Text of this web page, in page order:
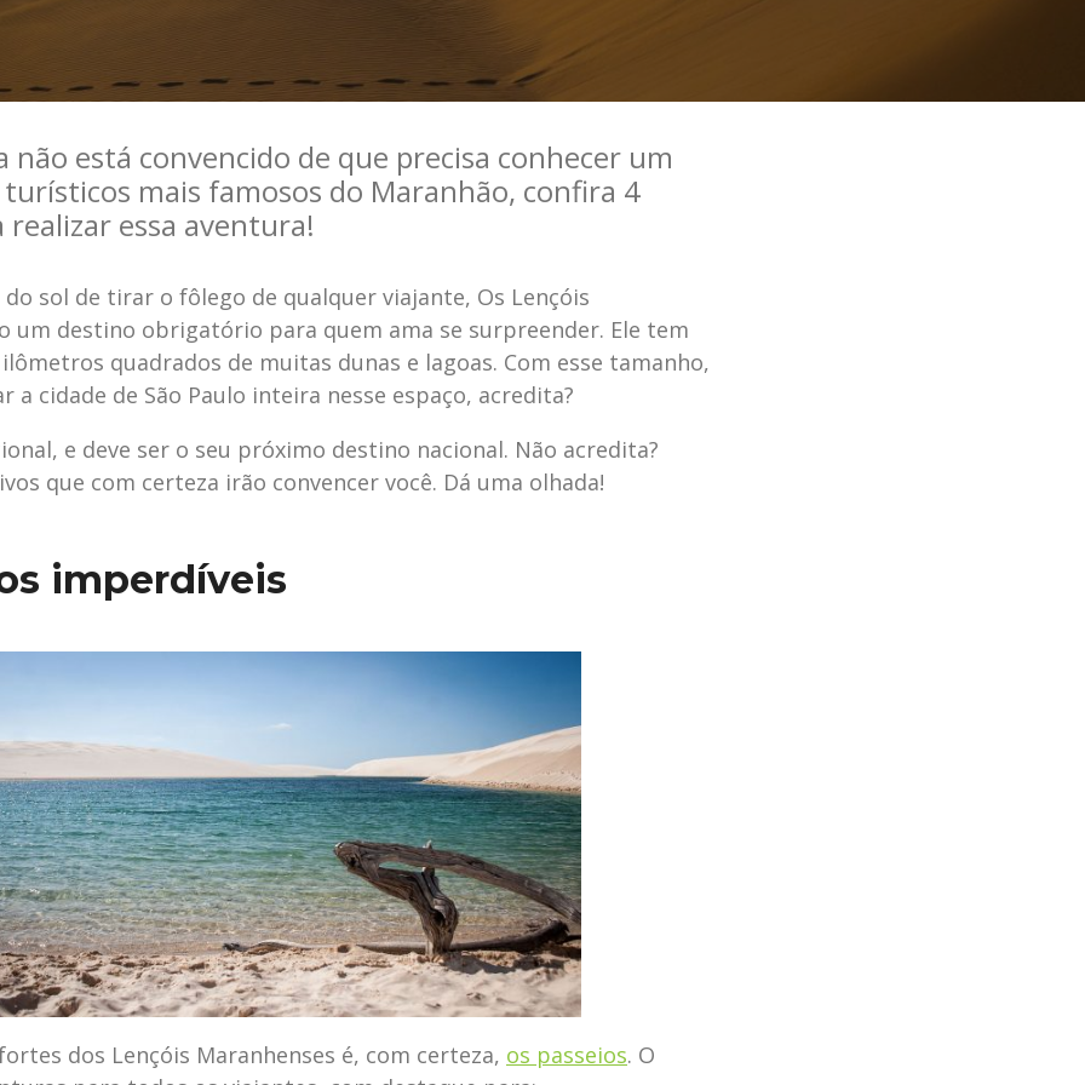
não está convencido de que precisa conhecer um
mais famosos do Maranhão, confira 4
essa aventura!
sol de tirar o fôlego de qualquer viajante, Os Lençóis
um destino obrigatório para quem ama se surpreender. Ele tem
quadrados de muitas dunas e lagoas. Com esse tamanho,
a cidade de São Paulo inteira nesse espaço, acredita?
e deve ser o seu próximo destino nacional. Não acredita?
que com certeza irão convencer você. Dá uma olhada!
imperdíveis
dos Lençóis Maranhenses é, com certeza, os passeios. O